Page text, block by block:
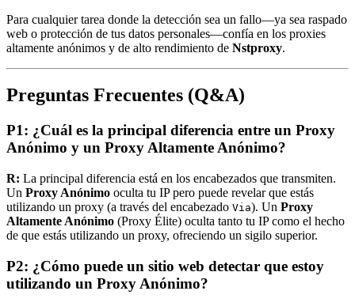
Para cualquier tarea donde la detección sea un fallo—ya sea raspado
web o protección de tus datos personales—confía en los proxies
altamente anónimos y de alto rendimiento de Nstproxy.
Preguntas Frecuentes (Q&A)
P1: ¿Cuál es la principal diferencia entre un Proxy
Anónimo y un Proxy Altamente Anónimo?
R: La principal diferencia está en los encabezados que transmiten.
Un Proxy Anónimo oculta tu IP pero puede revelar que estás
utilizando un proxy (a través del encabezado Via). Un Proxy
Altamente Anónimo (Proxy Élite) oculta tanto tu IP como el hecho
de que estás utilizando un proxy, ofreciendo un sigilo superior.
P2: ¿Cómo puede un sitio web detectar que estoy
utilizando un Proxy Anónimo?